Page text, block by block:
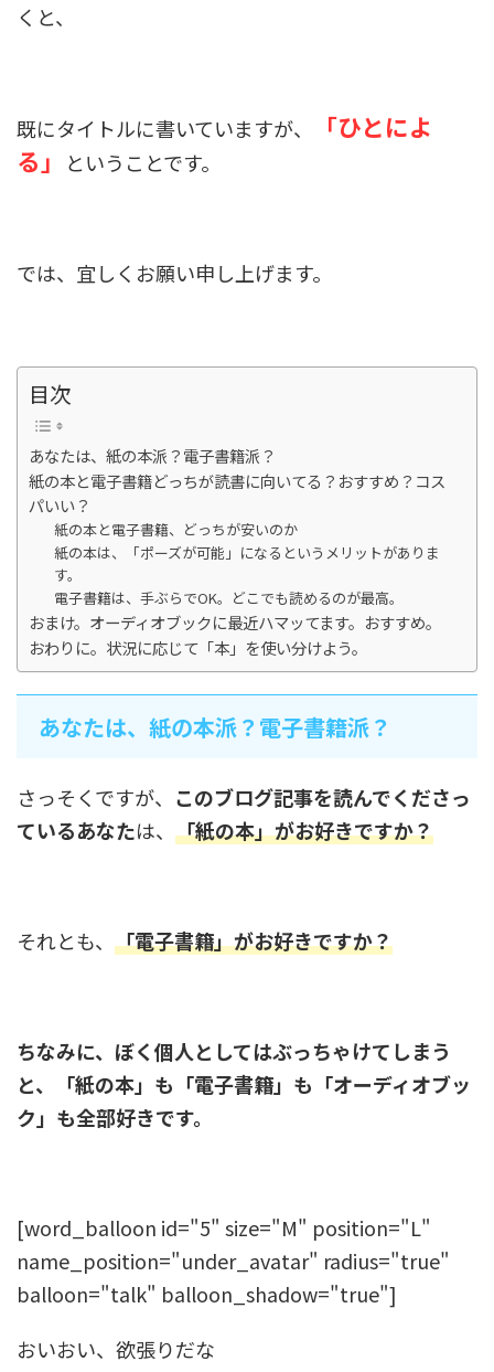
くと、
既にタイトルに書いていますが、
「ひとによ
る」
ということです。
では、宜しくお願い申し上げます。
目次
あなたは、紙の本派？電子書籍派？
紙の本と電子書籍どっちが読書に向いてる？おすすめ？コス
パいい？
紙の本と電子書籍、どっちが安いのか
紙の本は、「ポーズが可能」になるというメリットがありま
す。
電子書籍は、手ぶらでOK。どこでも読めるのが最高。
おまけ。オーディオブックに最近ハマッてます。おすすめ。
おわりに。状況に応じて「本」を使い分けよう。
あなたは、紙の本派？電子書籍派？
さっそくですが、 このブログ記事を読んでくださっ
ているあなたは、 「紙の本」がお好きですか？
それとも、 「電子書籍」がお好きですか？
ちなみに、ぼく個人としてはぶっちゃけてしまう
と、「紙の本」も「電子書籍」も「オーディオブッ
ク」も全部好きです。
[word_balloon id="5" size="M" position="L"
name_position="under_avatar" radius="true"
balloon="talk" balloon_shadow="true"]
おいおい、欲張りだな